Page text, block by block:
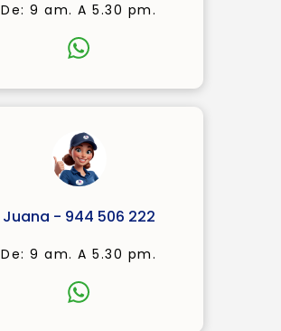
De: 9 am. A 5.30 pm.
Juana - 944 506 222
De: 9 am. A 5.30 pm.